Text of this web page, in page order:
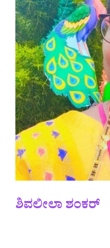
ಶಿವಲೀಲಾ ಶಂಕರ್